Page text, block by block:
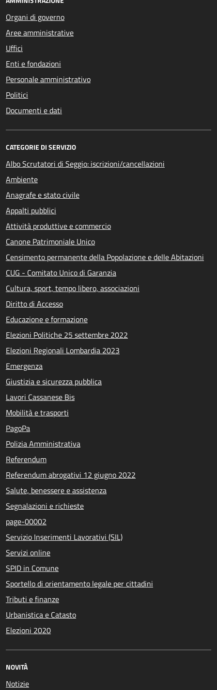
Organi di governo
Aree amministrative
Uffici
Enti e fondazioni
Personale amministrativo
Politici
Documenti e dati
CATEGORIE DI SERVIZIO
Albo Scrutatori di Seggio: iscrizioni/cancellazioni
Ambiente
Anagrafe e stato civile
Appalti pubblici
Attività produttive e commercio
Canone Patrimoniale Unico
Censimento permanente della Popolazione e delle Abitazioni
CUG - Comitato Unico di Garanzia
Cultura, sport, tempo libero, associazioni
Diritto di Accesso
Educazione e formazione
Elezioni Politiche 25 settembre 2022
Elezioni Regionali Lombardia 2023
Emergenza
Giustizia e sicurezza pubblica
Lavori Cassanese Bis
Mobilità e trasporti
PagoPa
Polizia Amministrativa
Referendum
Referendum abrogativi 12 giugno 2022
Salute, benessere e assistenza
Segnalazioni e richieste
page-00002
Servizio Inserimenti Lavorativi (SIL)
Servizi online
SPID in Comune
Sportello di orientamento legale per cittadini
Tributi e finanze
Urbanistica e Catasto
Elezioni 2020
NOVITÀ
Notizie